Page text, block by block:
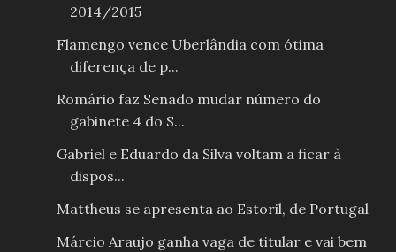
2014/2015
Flamengo vence Uberlândia com ótima
diferença de p...
Romário faz Senado mudar número do
gabinete 4 do S...
Gabriel e Eduardo da Silva voltam a ficar à
dispos...
Mattheus se apresenta ao Estoril, de Portugal
Márcio Araujo ganha vaga de titular e vai bem